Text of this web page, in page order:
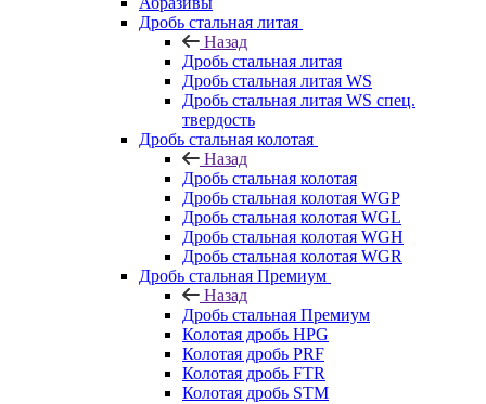
Дробь стальная литая
Назад
Дробь стальная литая
Дробь стальная литая WS
Дробь стальная литая WS спец.
твердость
Дробь стальная колотая
Назад
Дробь стальная колотая
Дробь стальная колотая WGP
Дробь стальная колотая WGL
Дробь стальная колотая WGH
Дробь стальная колотая WGR
Дробь стальная Премиум
Назад
Дробь стальная Премиум
Колотая дробь HPG
Колотая дробь PRF
Колотая дробь FTR
Колотая дробь STM